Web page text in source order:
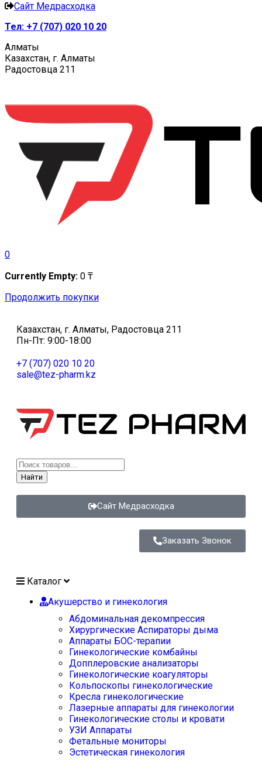
Сайт Медрасходка
Тел: +7 (707) 020 10 20
Алматы
Казахстан, г. Алматы
Радостовца 211
0
Currently Empty: 0 ₸
Продолжить покупки
Казахстан, г. Алматы, Радостовца 211
Пн-Пт: 9:00-18:00
+7 (707) 020 10 20
sale@tez-pharm.kz
Найти
Сайт Медрасходка
Заказать Звонок
Каталог
Акушерство и гинекология
Абдоминальная декомпрессия
Хирургические Аспираторы дыма
Аппараты БОС-терапии
Гинекологические комбайны
Допплеровские анализаторы
Гинекологические коагуляторы
Кольпоскопы гинекологические
Кресла гинекологические
Лазерные аппараты для гинекологии
Гинекологические столы и кровати
УЗИ Аппараты
Фетальные мониторы
Эстетическая гинекология